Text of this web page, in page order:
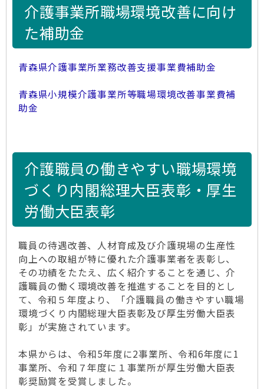
介護事業所職場環境改善に向け
た補助金
青森県介護事業所業務改善支援事業費補助金
青森県小規模介護事業所等職場環境改善事業費補
助金
介護職員の働きやすい職場環境
づくり内閣総理大臣表彰・厚生
労働大臣表彰
職員の待遇改善、人材育成及び介護現場の生産性
向上への取組が特に優れた介護事業者を表彰し、
その功績をたたえ、広く紹介することを通じ、介
護職員の働く環境改善を推進することを目的とし
て、令和５年度より、「介護職員の働きやすい職場
環境づくり内閣総理大臣表彰及び厚生労働大臣表
彰」が実施されています。
本県からは、令和5年度に2事業所、令和6年度に1
事業所、令和７年度に１事業所が厚生労働大臣表
彰奨励賞を受賞しました。